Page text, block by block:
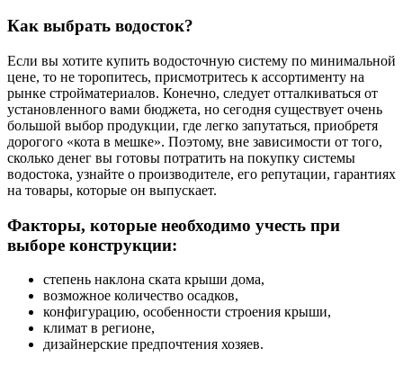
Как выбрать водосток?
Если вы хотите купить водосточную систему по минимальной
цене, то не торопитесь, присмотритесь к ассортименту на
рынке стройматериалов. Конечно, следует отталкиваться от
установленного вами бюджета, но сегодня существует очень
большой выбор продукции, где легко запутаться, приобретя
дорогого «кота в мешке». Поэтому, вне зависимости от того,
сколько денег вы готовы потратить на покупку системы
водостока, узнайте о производителе, его репутации, гарантиях
на товары, которые он выпускает.
Факторы, которые необходимо учесть при
выборе конструкции:
степень наклона ската крыши дома,
возможное количество осадков,
конфигурацию, особенности строения крыши,
климат в регионе,
дизайнерские предпочтения хозяев.